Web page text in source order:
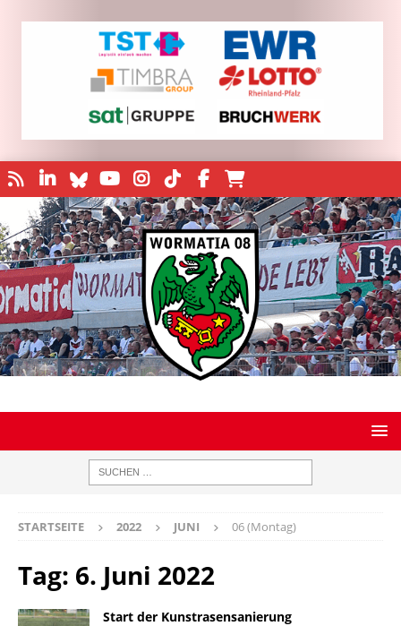
STARTSEITE 2022 JUNI 06 (Montag)
Tag: 6. Juni 2022
Start der Kunstrasensanierung